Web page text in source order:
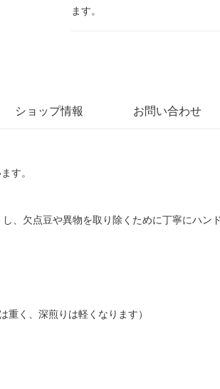
ます。
ショップ情報 お問い合わせ
す。
欠点豆や異物を取り除くために丁寧にハン
く、深煎りは軽くなります）